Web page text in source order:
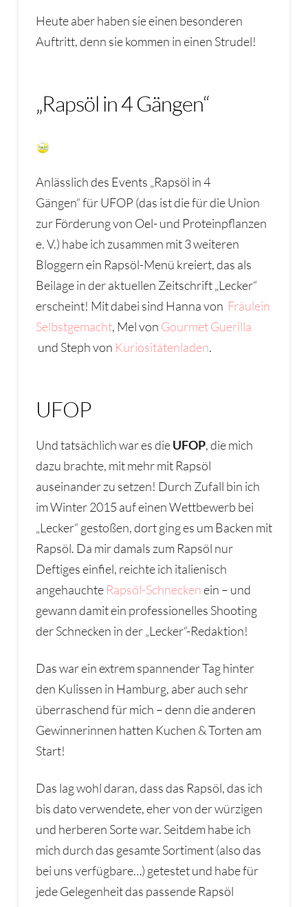
Heute aber haben sie einen besonderen
Auftritt, denn sie kommen in einen Strudel!
„Rapsöl in 4 Gängen“
Anlässlich des Events „Rapsöl in 4
Gängen“ für UFOP (das ist die für die Union
zur Förderung von Oel- und Proteinpflanzen
e. V.) habe ich zusammen mit 3 weiteren
Bloggern ein Rapsöl-Menü kreiert, das als
Beilage in der aktuellen Zeitschrift „Lecker“
erscheint! Mit dabei sind Hanna von Fräulein
Selbstgemacht, Mel von Gourmet Guerilla
und Steph von Kuriositätenladen.
UFOP
Und tatsächlich war es dieUFOP, die mich
dazu brachte, mit mehr mit Rapsöl
auseinander zu setzen! Durch Zufall bin ich
im Winter 2015 auf einen Wettbewerb bei
„Lecker“ gestoßen, dort ging es um Backen mit
Rapsöl. Da mir damals zum Rapsöl nur
Deftiges einfiel, reichte ich italienisch
angehauchte Rapsöl-Schneckenein – und
gewann damit ein professionelles Shooting
der Schnecken in der „Lecker“-Redaktion!
Das war ein extrem spannender Tag hinter
den Kulissen in Hamburg, aber auch sehr
überraschend für mich – denn die anderen
Gewinnerinnen hatten Kuchen & Torten am
Start!
Das lag wohl daran, dass das Rapsöl, das ich
bis dato verwendete, eher von der würzigen
und herberen Sorte war. Seitdem habe ich
mich durch das gesamte Sortiment (also das
bei uns verfügbare…) getestet und habe für
jede Gelegenheit das passende Rapsöl